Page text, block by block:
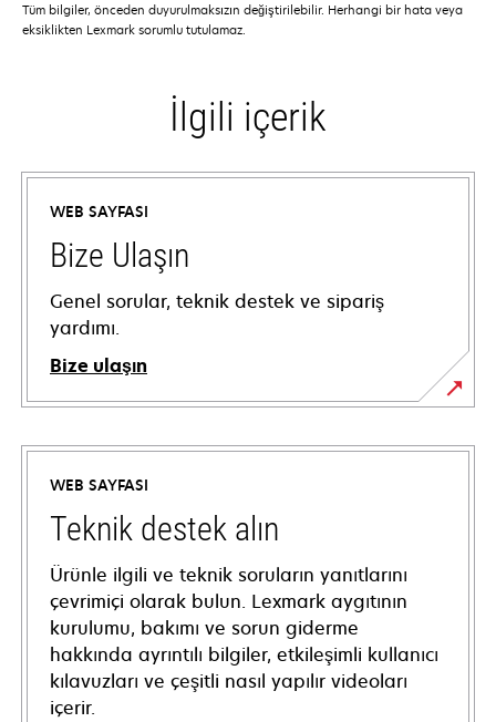
Tüm bilgiler, önceden duyurulmaksızın değiştirilebilir. Herhangi bir hata veya
eksiklikten Lexmark sorumlu tutulamaz.
İlgili içerik
WEB SAYFASI
Bize Ulaşın
Genel sorular, teknik destek ve sipariş
yardımı.
Bize ulaşın
WEB SAYFASI
Teknik destek alın
Ürünle ilgili ve teknik soruların yanıtlarını
çevrimiçi olarak bulun. Lexmark aygıtının
kurulumu, bakımı ve sorun giderme
hakkında ayrıntılı bilgiler, etkileşimli kullanıcı
kılavuzları ve çeşitli nasıl yapılır videoları
içerir.